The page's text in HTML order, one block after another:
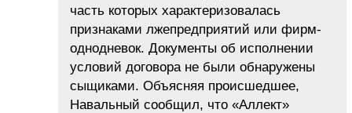
часть которых характеризовалась
признаками лжепредприятий или фирм-
однодневок. Документы об исполнении
условий договора не были обнаружены
сыщиками. Объясняя происшедшее,
Навальный сообщил, что «Аллект»